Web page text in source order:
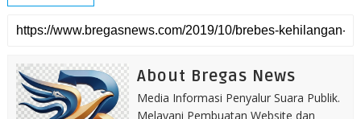
About Bregas News
Media Informasi Penyalur Suara Publik.
Melayani Pembuatan Website dan